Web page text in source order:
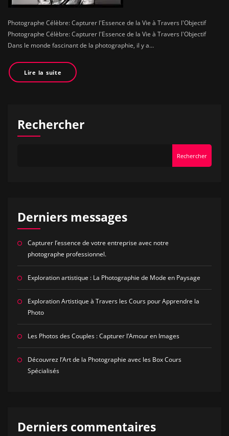
Photographe Célèbre: Capturer l'Essence de la Vie à Travers l'Objectif
Photographe Célèbre: Capturer l'Essence de la Vie à Travers l'Objectif
Dans le monde fascinant de la photographie, il y a…
Lire la suite
Rechercher
Rechercher
Derniers messages
Capturer l’essence de votre entreprise avec notre
photographe professionnel.
Exploration artistique : La Photographie de Mode en Paysage
Exploration Artistique à Travers les Cours pour Apprendre la
Photo
Les Photos des Couples : Capturer l’Amour en Images
Découvrez l’Art de la Photographie avec les Box Cours
Spécialisés
Derniers commentaires